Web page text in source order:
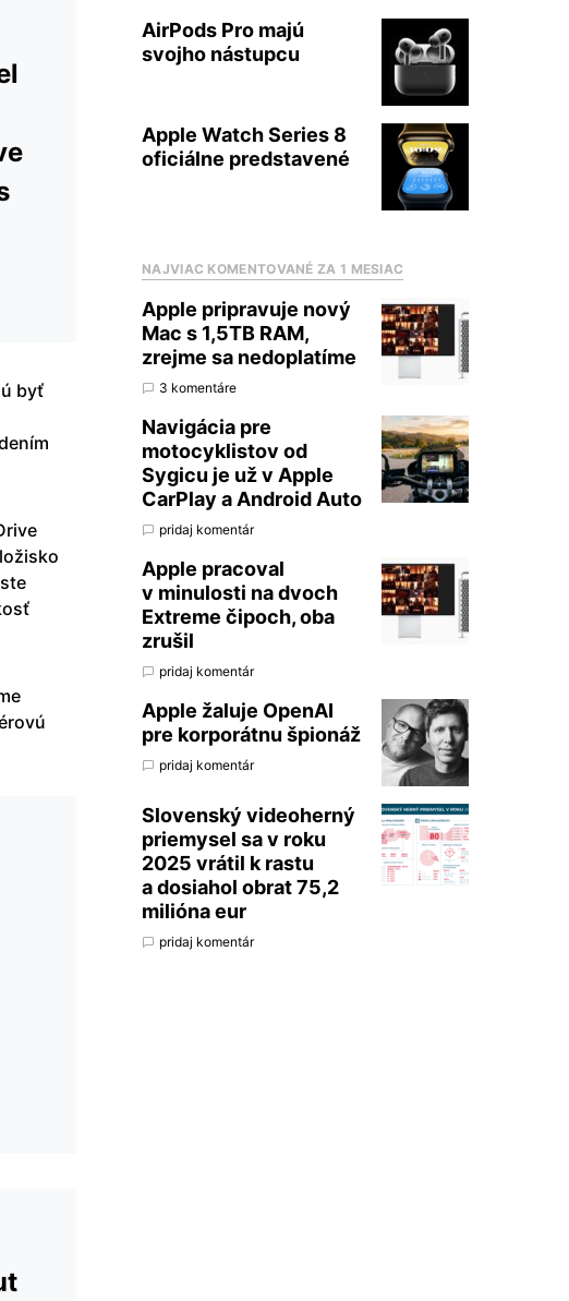
byť
AirPods Pro majú
svojho nástupcu
Apple Watch Series 8
oficiálne predstavené
NAJVIAC KOMENTOVANÉ ZA 1 MESIAC
Apple pripravuje nový
Mac s 1,5TB RAM,
zrejme sa nedoplatíme
3 komentáre
Navigácia pre
motocyklistov od
Sygicu je už v Apple
CarPlay a Android Auto
pridaj komentár
Apple pracoval
v minulosti na dvoch
Extreme čipoch, oba
zrušil
pridaj komentár
Apple žaluje OpenAI
pre korporátnu špionáž
pridaj komentár
Slovenský videoherný
priemysel sa v roku
2025 vrátil k rastu
a dosiahol obrat 75,2
milióna eur
pridaj komentár